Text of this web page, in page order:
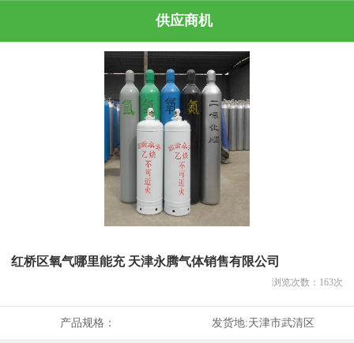
供应商机
红桥区氧气哪里能充 天津永腾气体销售有限公司
浏览次数： 163次
产品规格： 发货地:天津市武清区